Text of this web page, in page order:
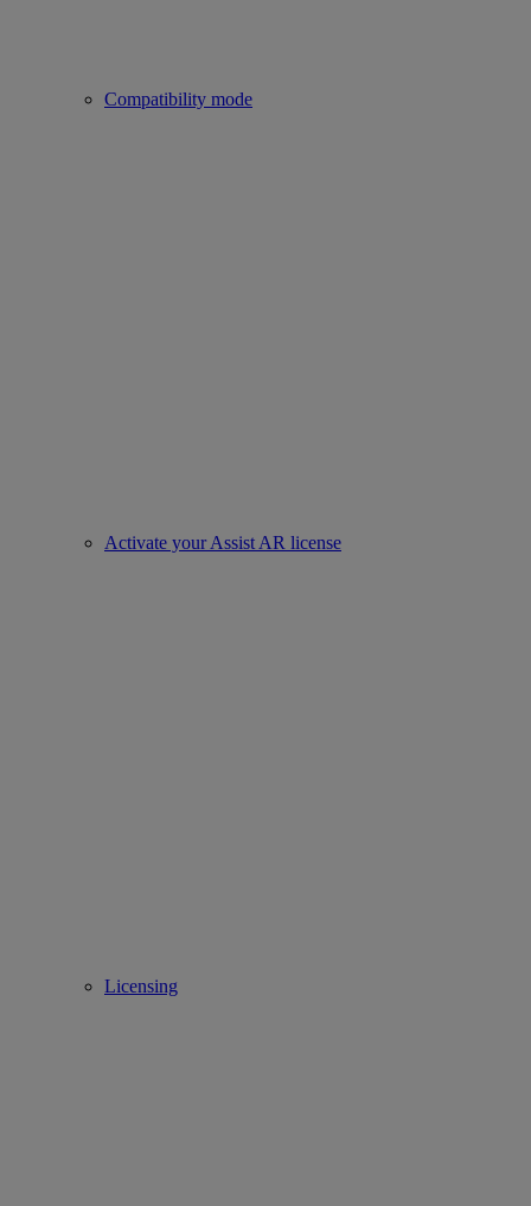
Compatibility mode
Activate your Assist AR license
Licensing